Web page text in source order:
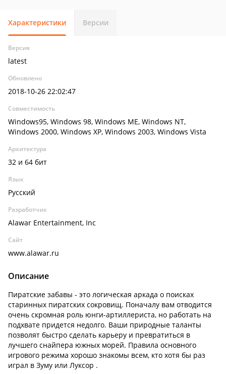
Характеристики Версии
Версия
latest
Обновлено
2018-10-26 22:02:47
Совместимость
Windows95, Windows 98, Windows ME, Windows NT,
Windows 2000, Windows XP, Windows 2003, Windows Vista
Архитектура
32 и 64 бит
Язык
Русский
Разработчик
Alawar Entertainment, Inc
Сайт
www.alawar.ru
Описание
Пиратские забавы - это логическая аркада о поисках
старинных пиратских сокровищ. Поначалу вам отводится
очень скромная роль юнги-артиллериста, но работать на
подхвате придется недолго. Ваши природные таланты
позволят быстро сделать карьеру и превратиться в
лучшего снайпера южных морей. Правила основного
игрового режима хорошо знакомы всем, кто хотя бы раз
играл в Зуму или Луксор .